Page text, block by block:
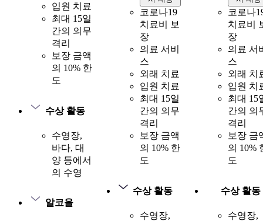
입원 치료
최대 15일
간의 의무
격리
보장 금액
의 10% 한
도
수상 활동
수영장,
바다, 대
양 등에서
의 수영
알코올
코로나19
치료비 보
장
의료 서비
스
외래 치료
입원 치료
최대 15일
간의 의무
격리
보장 금액
의 10% 한
도
수상 활동
수영장,
코로나
치료비
장
의료 서
스
외래 치
입원 치
최대 15
간의 의
격리
보장 금
의 10%
도
수상 활동
수영장,